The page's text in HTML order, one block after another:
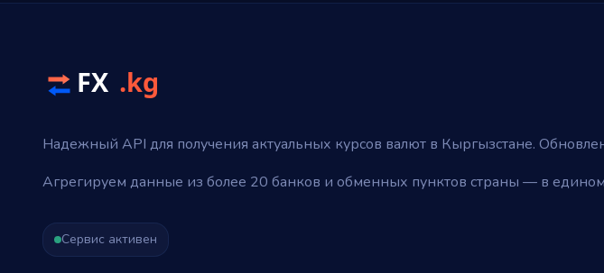
Надежный API для получения актуальных курсов валют в Кыргызстане.
Агрегируем данные из более 20 банков и обменных пунктов страны — в
Сервис активен